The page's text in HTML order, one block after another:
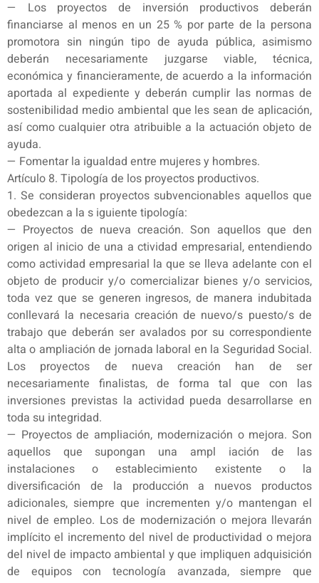
— Los proyectos de inversión productivos deberán
financiarse al menos en un 25 % por parte de la persona
promotora sin ningún tipo de ayuda pública, asimismo
deberán necesariamente juzgarse viable, técnica,
económica y financieramente, de acuerdo a la información
aportada al expediente y deberán cumplir las normas de
sostenibilidad medio ambiental que les sean de aplicación,
así como cualquier otra atribuible a la actuación objeto de
ayuda.
— Fomentar la igualdad entre mujeres y hombres.
Artículo 8. Tipología de los proyectos productivos.
1. Se consideran proyectos subvencionables aquellos que
obedezcan a la s iguiente tipología:
— Proyectos de nueva creación. Son aquellos que den
origen al inicio de una a ctividad empresarial, entendiendo
como actividad empresarial la que se lleva adelante con el
objeto de producir y/o comercializar bienes y/o servicios,
toda vez que se generen ingresos, de manera indubitada
conllevará la necesaria creación de nuevo/s puesto/s de
trabajo que deberán ser avalados por su correspondiente
alta o ampliación de jornada laboral en la Seguridad Social.
Los proyectos de nueva creación han de ser
necesariamente finalistas, de forma tal que con las
inversiones previstas la actividad pueda desarrollarse en
toda su integridad.
— Proyectos de ampliación, modernización o mejora. Son
aquellos que supongan una ampl iación de las
instalaciones o establecimiento existente o la
diversificación de la producción a nuevos productos
adicionales, siempre que incrementen y/o mantengan el
nivel de empleo. Los de modernización o mejora llevarán
implícito el incremento del nivel de productividad o mejora
del nivel de impacto ambiental y que impliquen adquisición
de equipos con tecnología avanzada, siempre que